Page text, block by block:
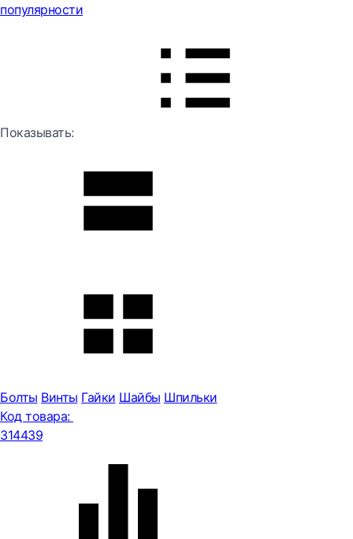
популярности
Показывать:
Болты Винты Гайки Шайбы Шпильки
Код товара:
314439